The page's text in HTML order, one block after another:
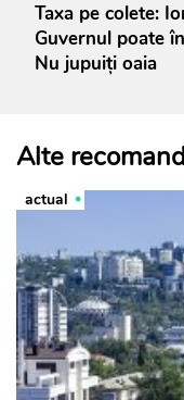
Taxa pe colete:
Guvernul poate
Nu jupuiți oaia
Alte
actual